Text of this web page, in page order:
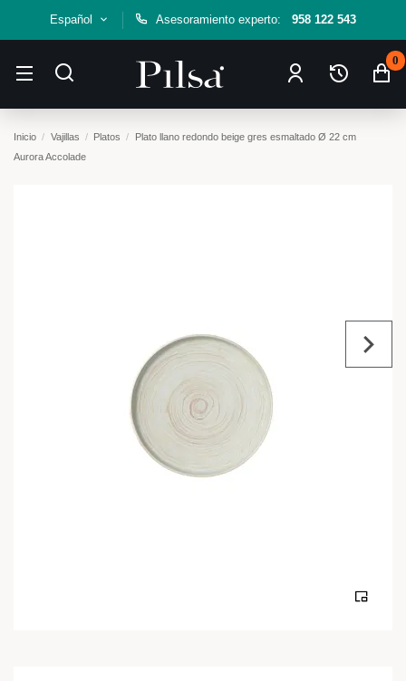
Español Asesoramiento experto: 958 122 543
0
Inicio Vajillas Platos
Plato llano redondo beige gres esmaltado Ø 22 cm
Aurora Accolade